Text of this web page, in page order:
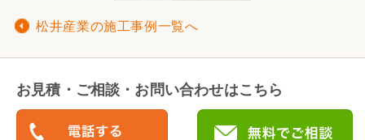
松井産業の施工事例一覧へ
お見積・ご相談・お問い合わせはこちら